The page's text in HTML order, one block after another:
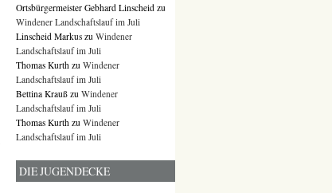
Ortsbürgermeister Gebhard Linscheid zu
Windener Landschaftslauf im Juli
Linscheid Markus zu Windener
Landschaftslauf im Juli
Thomas Kurth zu Windener
Landschaftslauf im Juli
Bettina Krauß zu Windener
Landschaftslauf im Juli
Thomas Kurth zu Windener
Landschaftslauf im Juli
DIE JUGENDECKE